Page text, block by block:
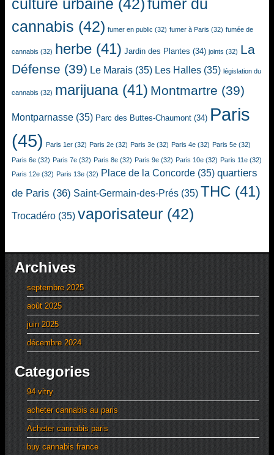
culture urbaine (42)fumer du
cannabis (42) fumer en public (32) fumer à Paris (32) fumée de
cannabis (32) herbe (41) Jardin des Plantes (34) joints (32) La
Défense (39) Le Marais (35) Les Halles (35) législation du
cannabis (32) marijuana(41) Montmartre (39)
Montparnasse (35) Parc des Buttes-Chaumont (34) Paris
(45) Paris 1er (32) Paris 2e (32) Paris 3e (32) Paris 4e (32) Paris 5e (32)
Paris 6e (32) Paris 7e (32) Paris 8e (32) Paris 9e (32) Paris 10e (32) Paris 11e (32)
Paris 12e (32) Paris 13e (32) Place de la Concorde (35) quartiers
de Paris (36) Saint-Germain-des-Prés (35) THC (41)
Trocadéro (35) vaporisateur (42)
Archives
septembre 2025
août 2025
juin 2025
décembre 2024
Categories
94 vitry
acheter cannabis au paris
Acheter cannabis paris
buy cannabis france